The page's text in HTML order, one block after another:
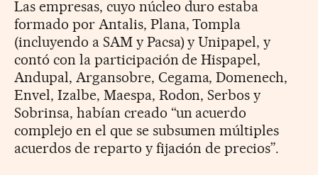
Las empresas, cuyo núcleo duro estaba
formado por Antalis, Plana, Tompla
(incluyendo a SAM y Pacsa) y Unipapel, y
contó con la participación de Hispapel,
Andupal, Argansobre, Cegama, Domenech,
Envel, Izalbe, Maespa, Rodon, Serbos y
Sobrinsa, habían creado “un acuerdo
complejo en el que se subsumen múltiples
acuerdos de reparto y fijación de precios”.